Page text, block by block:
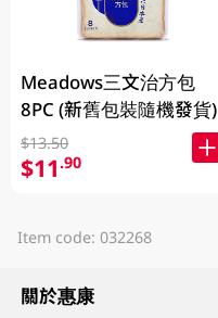
Meadows三文治方包
8PC (新舊包裝隨機發貨)
$13.50
$11.90
Item code: 032268
關於惠康